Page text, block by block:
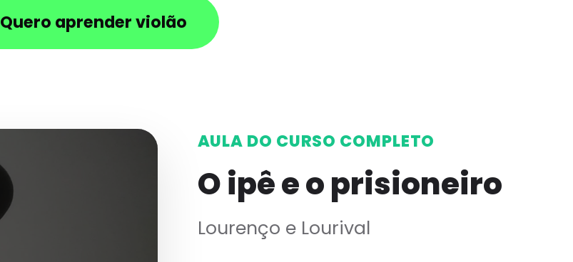
Quero aprender violão
AULA DO CURSO COMPLETO
O ipê e o prisioneiro
Lourenço e Lourival